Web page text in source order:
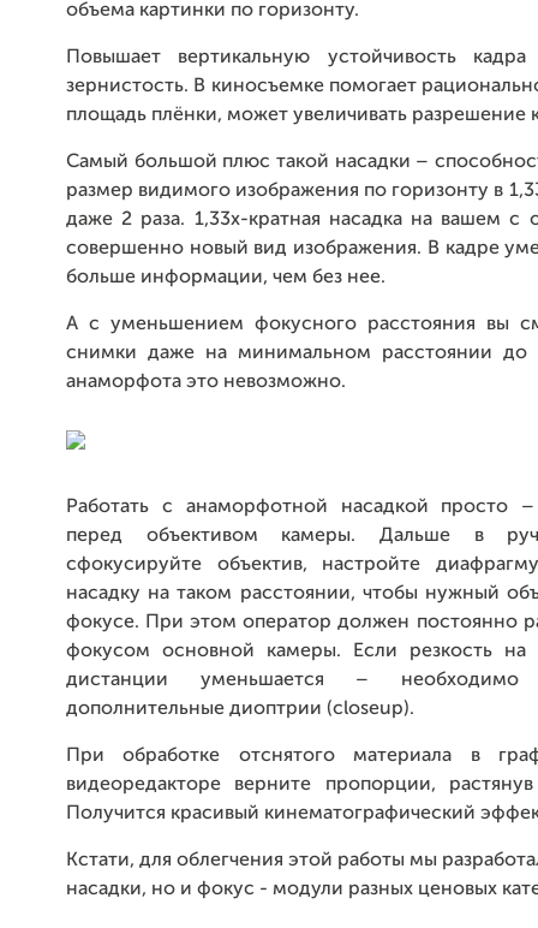
объема картинки по горизонту.
Повышает вертикальную устойчивость
зернистость. В киносъемке помогает
площадь плёнки, может увеличивать разрешение
Самый большой плюс такой насадки –
размер видимого изображения по горизонту в
даже 2 раза. 1,33x-кратная насадка на вашем с
совершенно новый вид изображения. В кадре
больше информации, чем без нее.
А с уменьшением фокусного расстояния вы
снимки даже на минимальном расстоянии до
анаморфота это невозможно.
Работать с анаморфотной насадкой просто
перед объективом камеры. Дальше в
сфокусируйте объектив, настройте
насадку на таком расстоянии, чтобы нужный
фокусе. При этом оператор должен постоянно
фокусом основной камеры. Если резкость на
дистанции уменьшается – необходимо
дополнительные диоптрии (closeup).
При обработке отснятого материала в
видеоредакторе верните пропорции,
Получится красивый кинематографический
Кстати, для облегчения этой работы мы
насадки, но и фокус - модули разных ценовых